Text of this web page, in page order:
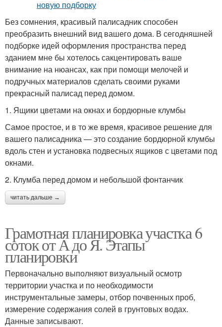
Без сомнения, красивый палисадник способен
преобразить внешний вид вашего дома. В сегодняшней
подборке идей оформления пространства перед
зданием мне бы хотелось сакцентировать ваше
внимание на нюансах, как при помощи мелочей и
подручных материалов сделать своими руками
прекрасный палисад перед домом.
1. Ящики цветами на окнах и бордюрные клумбы
Самое простое, и в то же время, красивое решение для
вашего палисадника — это создание бордюрной клумбы
вдоль стен и установка подвесных ящиков с цветами под
окнами.
2. Клумба перед домом и небольшой фонтанчик
читать дальше →
Грамотная планировка участка 6
соток от А до Я. Этапы
планировки
Первоначально выполняют визуальный осмотр
территории участка и по необходимости
инструментальные замеры, отбор почвенных проб,
измерение содержания солей в грунтовых водах.
Данные записывают.